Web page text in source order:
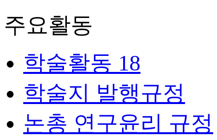
주요활동
학술활동 18
학술지 발행규정
논총 연구윤리 규정